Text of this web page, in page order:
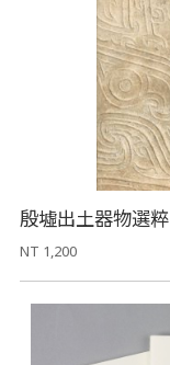
殷墟出土器物選粹
NT 1,200